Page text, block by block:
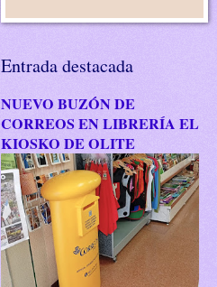
Entrada destacada
NUEVO BUZÓN DE
CORREOS EN LIBRERÍA EL
KIOSKO DE OLITE